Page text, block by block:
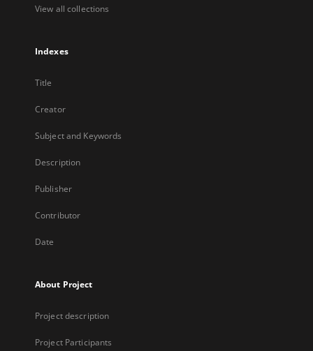
View all collections
Indexes
Title
Creator
Subject and Keywords
Description
Publisher
Contributor
Date
About Project
Project description
Project Participants